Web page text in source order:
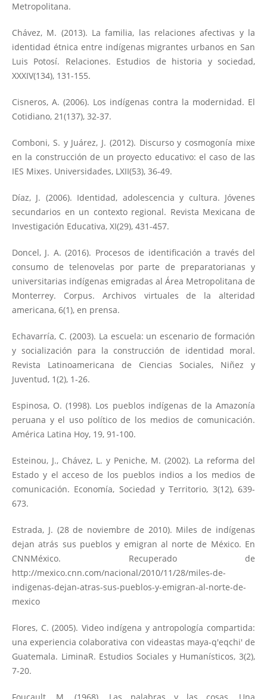
Metropolitana.
Chávez, M. (2013). La familia, las relaciones afectivas y la
identidad étnica entre indígenas migrantes urbanos en San
Luis Potosí. Relaciones. Estudios de historia y sociedad,
XXXIV(134), 131-155.
Cisneros, A. (2006). Los indígenas contra la modernidad. El
Cotidiano, 21(137), 32-37.
Comboni, S. y Juárez, J. (2012). Discurso y cosmogonía mixe
en la construcción de un proyecto educativo: el caso de las
IES Mixes. Universidades, LXII(53), 36-49.
Díaz, J. (2006). Identidad, adolescencia y cultura. Jóvenes
secundarios en un contexto regional. Revista Mexicana de
Investigación Educativa, XI(29), 431-457.
Doncel, J. A. (2016). Procesos de identificación a través del
consumo de telenovelas por parte de preparatorianas y
universitarias indígenas emigradas al Área Metropolitana de
Monterrey. Corpus. Archivos virtuales de la alteridad
americana, 6(1), en prensa.
Echavarría, C. (2003). La escuela: un escenario de formación
y socialización para la construcción de identidad moral.
Revista Latinoamericana de Ciencias Sociales, Niñez y
Juventud, 1(2), 1-26.
Espinosa, O. (1998). Los pueblos indígenas de la Amazonía
peruana y el uso político de los medios de comunicación.
América Latina Hoy, 19, 91-100.
Esteinou, J., Chávez, L. y Peniche, M. (2002). La reforma del
Estado y el acceso de los pueblos indios a los medios de
comunicación. Economía, Sociedad y Territorio, 3(12), 639-
673.
Estrada, J. (28 de noviembre de 2010). Miles de indígenas
dejan atrás sus pueblos y emigran al norte de México. En
CNNMéxico. Recuperado de
http://mexico.cnn.com/nacional/2010/11/28/miles-de-
indigenas-dejan-atras-sus-pueblos-y-emigran-al-norte-de-
mexico
Flores, C. (2005). Video indígena y antropología compartida:
una experiencia colaborativa con videastas maya-q'eqchi' de
Guatemala. LiminaR. Estudios Sociales y Humanísticos, 3(2),
7-20.